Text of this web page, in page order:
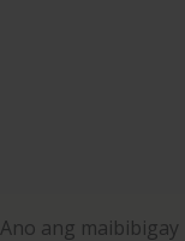
Ano ang maibibigay